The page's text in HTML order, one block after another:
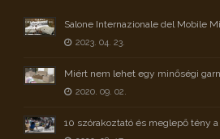
Salone Internazionale del Mobile
2023. 04. 23.
Miért nem lehet egy minőségi
2020. 09. 02.
10 szórakoztató és meglepő tény